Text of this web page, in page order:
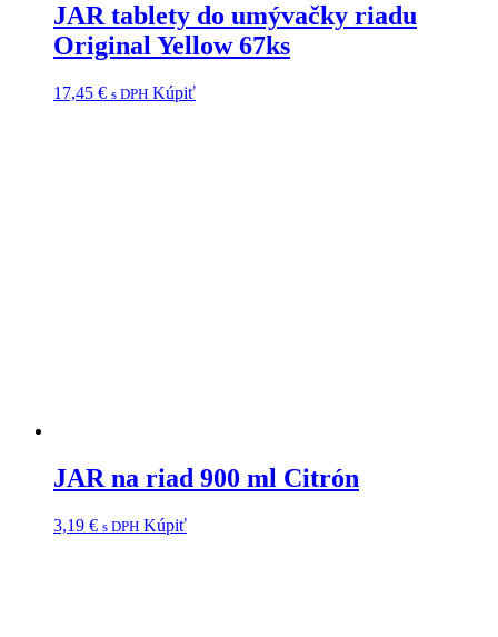
JAR tablety do umývačky riadu
Original Yellow 67ks
17,45 € s DPH Kúpiť
JAR na riad 900 ml Citrón
3,19 € s DPH Kúpiť